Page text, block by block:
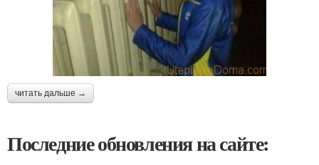
читать дальше →
Последние обновления на сайте: